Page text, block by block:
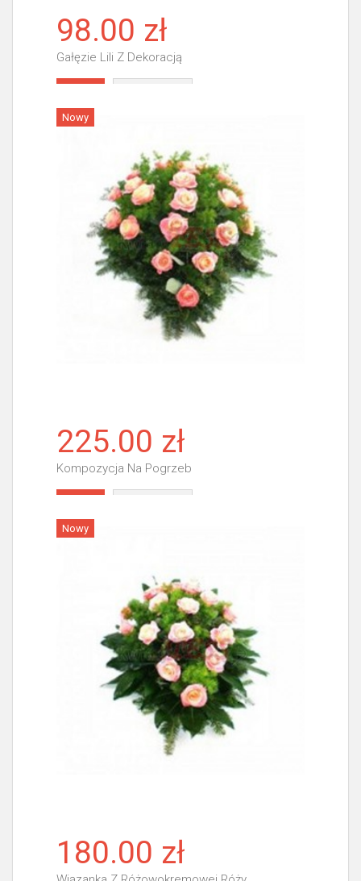
98.00 zł
Gałęzie Lili Z Dekoracją
Nowy
225.00 zł
Kompozycja Na Pogrzeb
Nowy
180.00 zł